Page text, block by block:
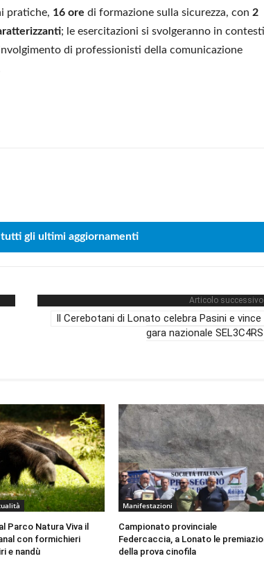
pratiche, 16 ore di formazione sulla sicurezza, con 2
; le esercitazioni si svolgeranno in contesti
di professionisti della comunicazione
gli ultimi aggiornamenti
Articolo successivo
Il Cerebotani di Lonato celebra Pasini e vince
gara nazionale SEL3C4RS
Parco Natura Viva il
con formichieri
e nandù
Manifestazioni
Campionato provinciale
Federcaccia, a Lonato le
della prova cinofila